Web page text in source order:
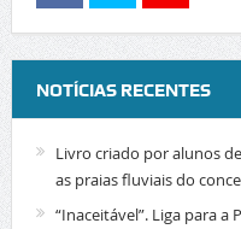
NOTÍCIAS RECENTES
Livro criado por alunos
as praias fluviais do
“Inaceitável”. Liga para